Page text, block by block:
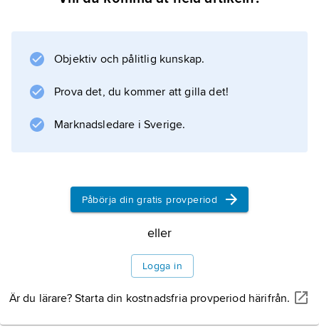
Litteraturanvisning
Objektiv och pålitlig kunskap.
Prova det, du kommer att gilla det!
Marknadsledare i Sverige.
Påbörja din gratis provperiod
eller
Logga in
Är du lärare? Starta din kostnadsfria provperiod härifrån.